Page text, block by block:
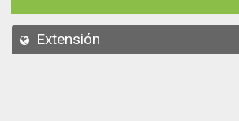
API
Extensión